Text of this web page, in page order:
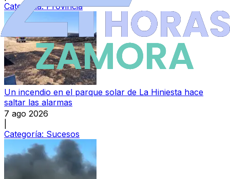
Categoría:Provincia
Un incendio en el parque solar de La Hiniesta hace
saltar las alarmas
7 ago 2026
Categoría: Sucesos